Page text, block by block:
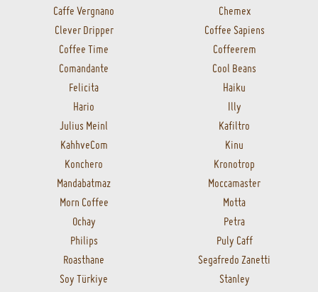
Caffe Vergnano
Chemex
Clever Dripper
Coffee Sapiens
Coffee Time
Coffeerem
Comandante
Cool Beans
Felicita
Haiku
Hario
Illy
Julius Meinl
Kafiltro
KahhveCom
Kinu
Konchero
Kronotrop
Mandabatmaz
Moccamaster
Morn Coffee
Motta
Ochay
Petra
Philips
Puly Caff
Roasthane
Segafredo Zanetti
Soy Türkiye
Stanley